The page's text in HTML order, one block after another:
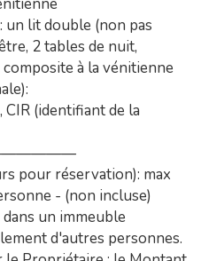
lit double (non pas
2 tables de nuit,
à la vénitienne
(identifiant de la
pour réservation): max
- (non incluse)
un immeuble
d'autres personnes.